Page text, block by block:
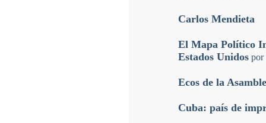
Carlos Mendieta
El Mapa Político
Estados Unidos por
Ecos de la
Cuba: país de